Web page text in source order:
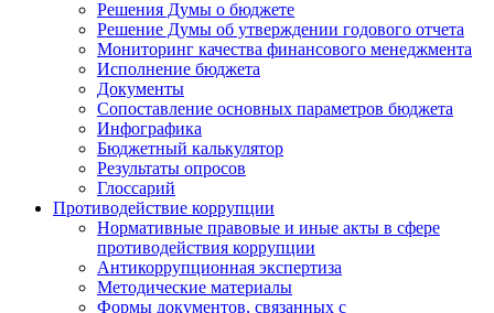
Решения Думы о бюджете
Решение Думы об утверждении годового отчета
Мониторинг качества финансового менеджмента
Исполнение бюджета
Документы
Сопоставление основных параметров бюджета
Инфографика
Бюджетный калькулятор
Результаты опросов
Глоссарий
Противодействие коррупции
Нормативные правовые и иные акты в сфере
противодействия коррупции
Антикоррупционная экспертиза
Методические материалы
Формы документов, связанных с